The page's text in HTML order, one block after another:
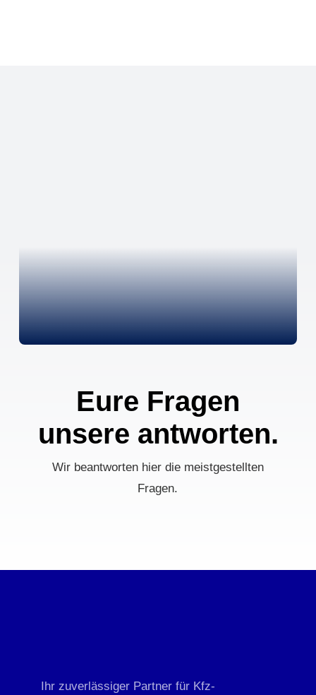
Eure Fragen
unsere antworten.
Wir beantworten hier die meistgestellten
Fragen.
Ihr zuverlässiger Partner für Kfz-